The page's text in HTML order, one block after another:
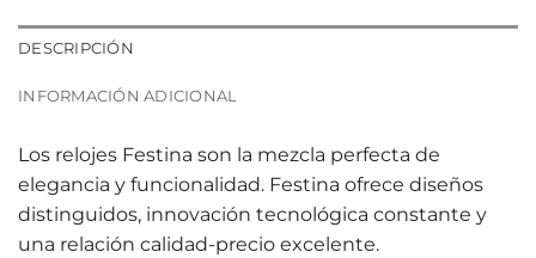
DESCRIPCIÓN
INFORMACIÓN ADICIONAL
Los relojes Festina son la mezcla perfecta de
elegancia y funcionalidad. Festina ofrece diseños
distinguidos, innovación tecnológica constante y
una relación calidad-precio excelente.